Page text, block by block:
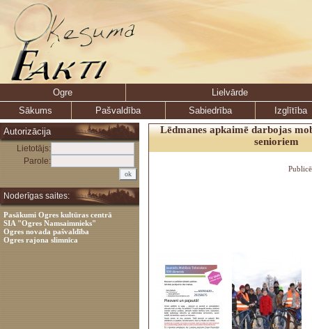
Ogre
Lielvārde
Sākums
Pašvaldība Sabiedrība
Izglītība
Autorizācija
Lietotājs:
Parole:
Noderīgas saites:
Pasākumi Ogres kultūras centrā
SIA "Ogres Namsaimnieks"
Ogres novada pašvaldība
Ogres rajona slimnīca
Lēdmanes apkaimē darbojas
senioriem